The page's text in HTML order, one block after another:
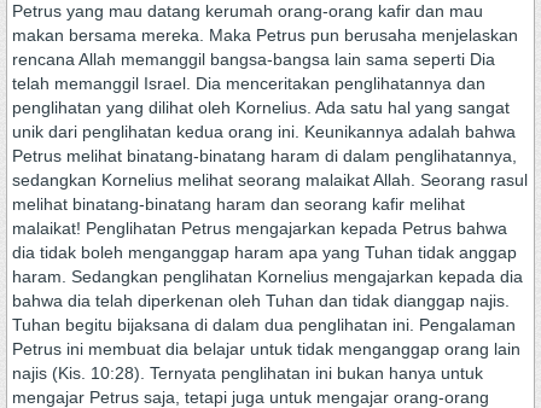
Petrus yang mau datang kerumah orang-orang kafir dan mau
makan bersama mereka. Maka Petrus pun berusaha menjelaskan
rencana Allah memanggil bangsa-bangsa lain sama seperti Dia
telah memanggil Israel. Dia menceritakan penglihatannya dan
penglihatan yang dilihat oleh Kornelius. Ada satu hal yang sangat
unik dari penglihatan kedua orang ini. Keunikannya adalah bahwa
Petrus melihat binatang-binatang haram di dalam penglihatannya,
sedangkan Kornelius melihat seorang malaikat Allah. Seorang rasul
melihat binatang-binatang haram dan seorang kafir melihat
malaikat! Penglihatan Petrus mengajarkan kepada Petrus bahwa
dia tidak boleh menganggap haram apa yang Tuhan tidak anggap
haram. Sedangkan penglihatan Kornelius mengajarkan kepada dia
bahwa dia telah diperkenan oleh Tuhan dan tidak dianggap najis.
Tuhan begitu bijaksana di dalam dua penglihatan ini. Pengalaman
Petrus ini membuat dia belajar untuk tidak menganggap orang lain
najis (Kis. 10:28). Ternyata penglihatan ini bukan hanya untuk
mengajar Petrus saja, tetapi juga untuk mengajar orang-orang